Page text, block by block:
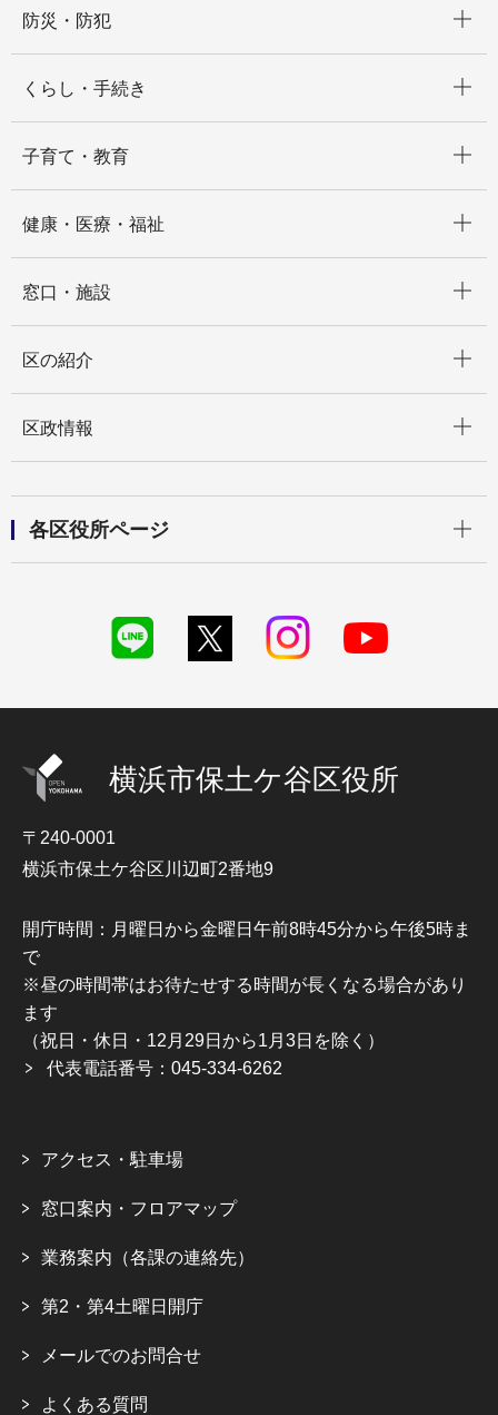
防災・防犯
くらし・手続き
子育て・教育
健康・医療・福祉
窓口・施設
区の紹介
区政情報
各区役所ページ
横浜市保土ケ谷区役所
〒240-0001
横浜市保土ケ谷区川辺町2番地9
開庁時間：月曜日から金曜日午前8時45分から午後5時ま
で
※昼の時間帯はお待たせする時間が長くなる場合があり
ます
（祝日・休日・12月29日から1月3日を除く）
代表電話番号：045-334-6262
アクセス・駐車場
窓口案内・フロアマップ
業務案内（各課の連絡先）
第2・第4土曜日開庁
メールでのお問合せ
よくある質問